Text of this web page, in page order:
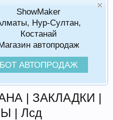
ShowMaker
Нур-Султан,
Костанай
автопродаж
БОТ АВТОПРОДАЖ
| ЗАКЛАДКИ |
| Лсд